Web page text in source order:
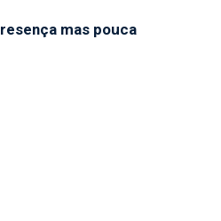
mas pouca